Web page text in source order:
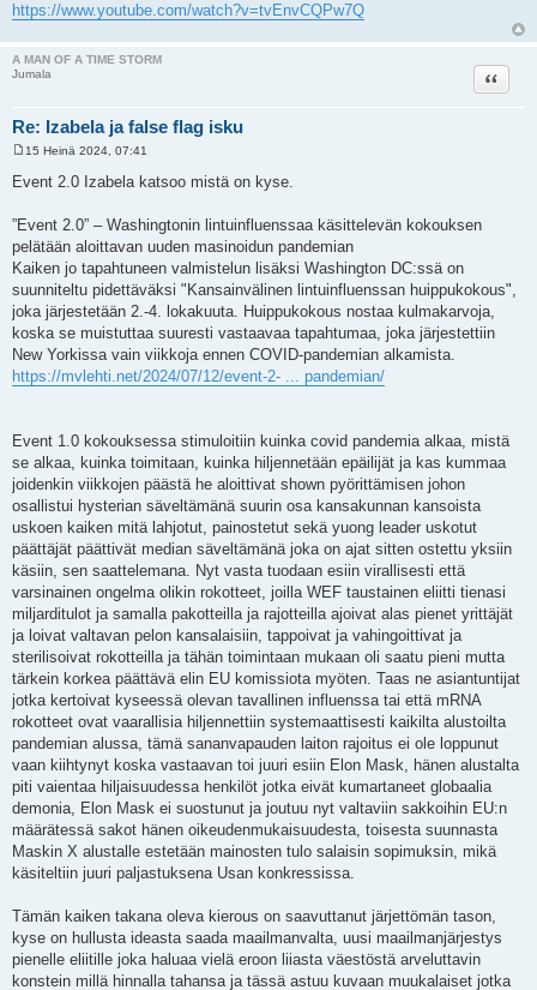
https://www.youtube.com/watch?v=tvEnvCQPw7Q
A MAN OF A TIME STORM
Jumala
Re: Izabela ja false flag isku
Lainaa
e
t
i
15 Heinä 2024, 07:41
Event 2.0 Izabela katsoo mistä on kyse.
”Event 2.0” – Washingtonin lintuinfluenssaa käsittelevän kokouksen
pelätään aloittavan uuden masinoidun pandemian
Kaiken jo tapahtuneen valmistelun lisäksi Washington DC:ssä on
suunniteltu pidettäväksi "Kansainvälinen lintuinfluenssan huippukokous",
joka järjestetään 2.-4. lokakuuta. Huippukokous nostaa kulmakarvoja,
koska se muistuttaa suuresti vastaavaa tapahtumaa, joka järjestettiin
New Yorkissa vain viikkoja ennen COVID-pandemian alkamista.
https://mvlehti.net/2024/07/12/event-2- ... pandemian/
Event 1.0 kokouksessa stimuloitiin kuinka covid pandemia alkaa, mistä
se alkaa, kuinka toimitaan, kuinka hiljennetään epäilijät ja kas kummaa
joidenkin viikkojen päästä he aloittivat shown pyörittämisen johon
osallistui hysterian säveltämänä suurin osa kansakunnan kansoista
uskoen kaiken mitä lahjotut, painostetut sekä yuong leader uskotut
päättäjät päättivät median säveltämänä joka on ajat sitten ostettu yksiin
käsiin, sen saattelemana. Nyt vasta tuodaan esiin virallisesti että
varsinainen ongelma olikin rokotteet, joilla WEF taustainen eliitti tienasi
miljarditulot ja samalla pakotteilla ja rajotteilla ajoivat alas pienet yrittäjät
ja loivat valtavan pelon kansalaisiin, tappoivat ja vahingoittivat ja
sterilisoivat rokotteilla ja tähän toimintaan mukaan oli saatu pieni mutta
tärkein korkea päättävä elin EU komissiota myöten. Taas ne asiantuntijat
jotka kertoivat kyseessä olevan tavallinen influenssa tai että mRNA
rokotteet ovat vaarallisia hiljennettiin systemaattisesti kaikilta alustoilta
pandemian alussa, tämä sananvapauden laiton rajoitus ei ole loppunut
vaan kiihtynyt koska vastaavan toi juuri esiin Elon Mask, hänen alustalta
piti vaientaa hiljaisuudessa henkilöt jotka eivät kumartaneet globaalia
demonia, Elon Mask ei suostunut ja joutuu nyt valtaviin sakkoihin EU:n
määrätessä sakot hänen oikeudenmukaisuudesta, toisesta suunnasta
Maskin X alustalle estetään mainosten tulo salaisin sopimuksin, mikä
käsiteltiin juuri paljastuksena Usan konkressissa.
Tämän kaiken takana oleva kierous on saavuttanut järjettömän tason,
kyse on hullusta ideasta saada maailmanvalta, uusi maailmanjärjestys
pienelle eliitille joka haluaa vielä eroon liiasta väestöstä arveluttavin
konstein millä hinnalla tahansa ja tässä astuu kuvaan muukalaiset jotka